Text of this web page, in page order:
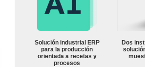
Solución industrial ERP
para la producción
orientada a recetas y
procesos
Dos